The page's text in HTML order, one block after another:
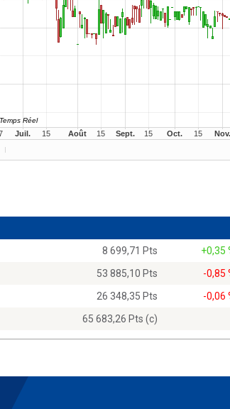
8 699,71 Pts
+0,35
53 885,10 Pts
-0,85
26 348,35 Pts
-0,06
65 683,26 Pts (c)